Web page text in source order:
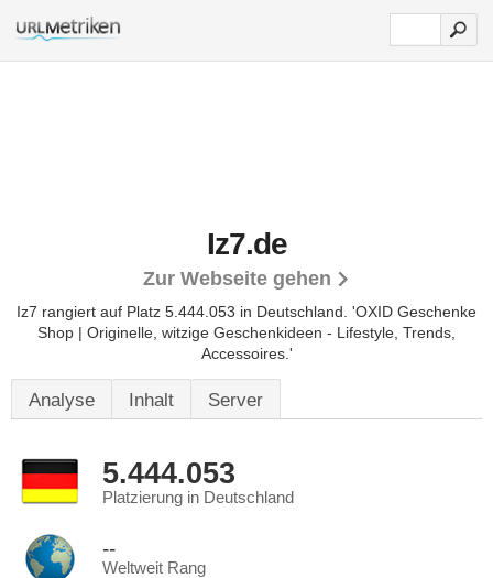
Iz7.de
Zur Webseite gehen
Iz7 rangiert auf Platz 5.444.053 in Deutschland. 'OXID Geschenke
Shop | Originelle, witzige Geschenkideen - Lifestyle, Trends,
Accessoires.'
Analyse Inhalt Server
5.444.053
Platzierung in Deutschland
--
Weltweit Rang